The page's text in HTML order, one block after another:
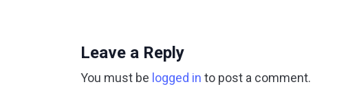
Leave a Reply
You must be logged in to post a comment.